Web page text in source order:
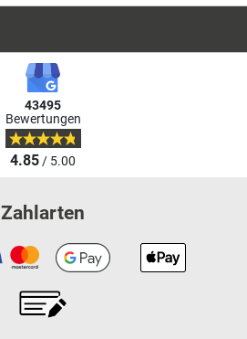
43495
Bewertungen
4.85/ 5.00
Zahlarten